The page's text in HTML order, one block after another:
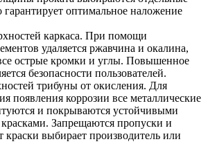
гарантирует оптимальное наложение
каркаса. При помощи
удаляется ржавчина и окалина,
острые кромки и углы. Повышенное
безопасности пользователей.
трибуны от окисления. Для
появления коррозии все металлические
и покрываются устойчивыми
Запрещаются пропуски и
выбирает производитель или